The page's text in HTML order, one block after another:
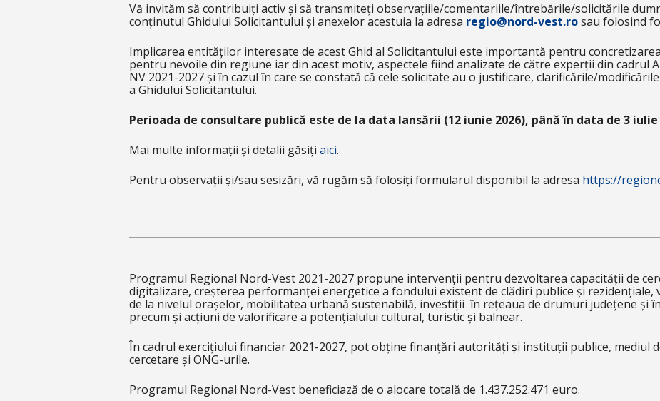
Vă invităm să contribuiți activ și să transmiteți observațiile/comentariile/întrebările/solicitările
conținutul Ghidului Solicitantului și anexelor acestuia la adresa regio@nord-vest.rosau folosind
Implicarea entităților interesate de acest Ghid al Solicitantului este importantă pentru
pentru nevoile din regiune iar din acest motiv, aspectele fiind analizate de către experții din cadrul
NV 2021-2027 și în cazul în care se constată că cele solicitate au o justificare, clarificările/
a Ghidului Solicitantului.
Perioada de consultare publică este de la data lansării (12 iunie 2026), până în data de 3 iulie
Mai multe informații și detalii găsiți aici.
Pentru observații și/sau sesizări, vă rugăm să folosiți formularul disponibil la adresa https://
Programul Regional Nord-Vest 2021-2027 propune intervenții pentru dezvoltarea capacității de
digitalizare, creșterea performanței energetice a fondului existent de clădiri publice și
de la nivelul orașelor, mobilitatea urbană sustenabilă, investiții în rețeaua de drumuri județene și
precum și acțiuni de valorificare a potențialului cultural, turistic și balnear.
În cadrul exercițiului financiar 2021-2027, pot obține finanțări autorități și instituții publice, mediul
cercetare și ONG-urile.
Programul Regional Nord-Vest beneficiază de o alocare totală de 1.437.252.471 euro.